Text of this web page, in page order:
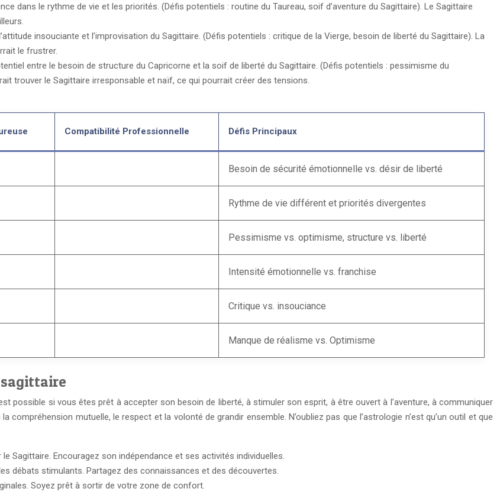
dans le rythme de vie et les priorités. (Défis potentiels : routine du Taureau, soif d’aventure du Sagittaire). Le Sagittaire
insouciante et l’improvisation du Sagittaire. (Défis potentiels : critique de la Vierge, besoin de liberté du Sagittaire). La
le frustrer.
entre le besoin de structure du Capricorne et la soif de liberté du Sagittaire. (Défis potentiels : pessimisme du
trouver le Sagittaire irresponsable et naïf, ce qui pourrait créer des tensions.
Compatibilité Professionnelle Défis Principaux
Besoin de sécurité émotionnelle vs. désir de liberté
Rythme de vie différent et priorités divergentes
Pessimisme vs. optimisme, structure vs. liberté
Intensité émotionnelle vs. franchise
Critique vs. insouciance
Manque de réalisme vs. Optimisme
possible si vous êtes prêt à accepter son besoin de liberté, à stimuler son esprit, à être ouvert à l’aventure, à communiquer
compréhension mutuelle, le respect et la volonté de grandir ensemble. N’oubliez pas que l’astrologie n’est qu’un outil et que
Sagittaire. Encouragez son indépendance et ses activités individuelles.
débats stimulants. Partagez des connaissances et des découvertes.
Soyez prêt à sortir de votre zone de confort.